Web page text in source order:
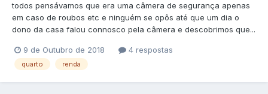
todos pensávamos que era uma câmera de segurança apenas
em caso de roubos etc e ninguém se opôs até que um dia o
dono da casa falou connosco pela câmera e descobrimos que...
9 de Outubro de 2018 4 respostas
quarto renda